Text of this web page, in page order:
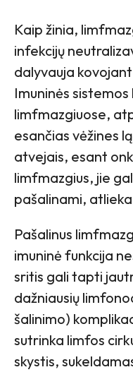
Kaip žinia,
infekcijų
dalyvauja
Imuninės
limfmazgiuose,
esančias vėžines
atvejais, esant
limfmazgius, jie
pašalinami,
Pašalinus
imuninė funkcija
sritis gali tapti
dažniausių
šalinimo)
sutrinka limfos
skystis,